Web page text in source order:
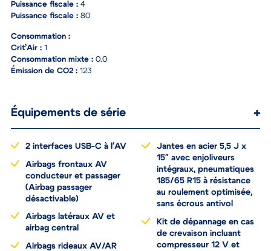
Puissance fiscale : 4
Puissance fiscale : 80
Consommation :
Crit’Air : 1
Consommation mixte : 0.0
Émission de CO2 : 123
Équipements de série
2 interfaces USB-C à l'AV
Airbags frontaux AV
conducteur et passager
(Airbag passager
désactivable)
Airbags latéraux AV et
airbag central
Airbags rideaux AV/AR
Jantes en acier 5,5 J x
15" avec enjoliveurs
intégraux, pneumatiques
185/65 R15 à résistance
au roulement optimisée,
sans écrous antivol
Kit de dépannage en cas
de crevaison incluant
compresseur 12 V et